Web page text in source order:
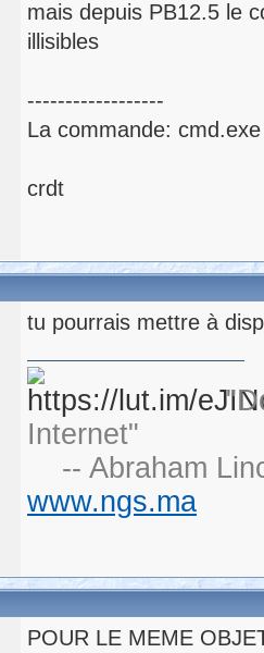
mais depuis PB12.5 le
illisibles
------------------
La commande:
crdt
tu pourrais mettre à
Internet"
-- Abraham
www.ngs.ma
POUR LE MEME